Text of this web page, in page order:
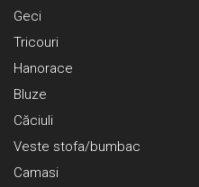
Geci
Tricouri
Hanorace
Bluze
Căciuli
Veste stofa/bumbac
Camasi